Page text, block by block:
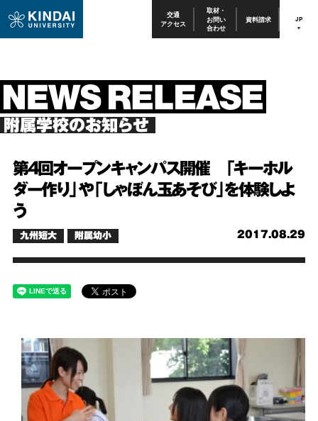
交通
アクセス
取材・
お問い
合わせ
資料請求 JP
附属学校のお知らせ
第4回オープンキャンパス開催 「キーホル
ダー作り」や「しゃぼん玉あそび」を体験しよ
う
2017.08.29
九州短大 附属幼小